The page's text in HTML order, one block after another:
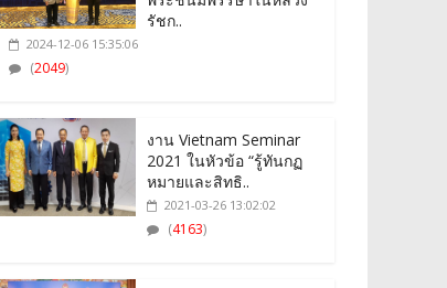
รัชก..
2024-12-06 15:35:06
(2049)
งาน Vietnam Seminar
2021 ในหัวข้อ “รู้ทันกฏ
หมายและสิทธิ..
2021-03-26 13:02:02
(4163)